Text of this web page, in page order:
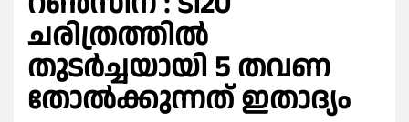
ചരിത്രത്തില്‍
തുടര്‍ച്ചയായി 5 തവണ
തോല്‍ക്കുന്നത് ഇതാദ്യം